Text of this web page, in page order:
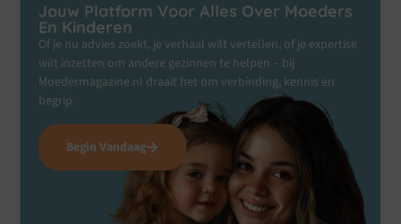
Jouw Platform Voor Alles Over Moeders
En Kinderen
Of je nu advies zoekt, je verhaal wilt vertellen, of je expertise
wilt inzetten om andere gezinnen te helpen – bij
Moedermagazine.nl draait het om verbinding, kennis en
begrip.
Begin Vandaag